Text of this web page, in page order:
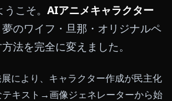
こそ。 AIアニメキャラクター
夢のワイフ・旦那・オリジナルペ
法を完全に変えました。
により、キャラクター作成が民主化
テキスト→画像ジェネレーターから始